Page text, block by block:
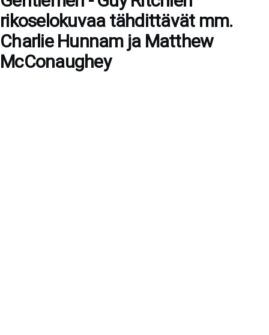
rikoselokuvaa tähdittävät mm.
Charlie Hunnam ja Matthew
McConaughey